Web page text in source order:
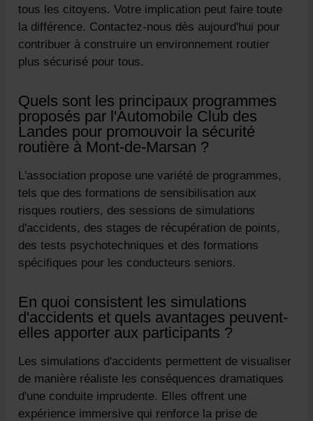
tous les citoyens. Votre implication peut faire toute
la différence. Contactez-nous dès aujourd'hui pour
contribuer à construire un environnement routier
plus sécurisé pour tous.
Quels sont les principaux programmes
proposés par l'Automobile Club des
Landes pour promouvoir la sécurité
routière à Mont-de-Marsan ?
L'association propose une variété de programmes,
tels que des formations de sensibilisation aux
risques routiers, des sessions de simulations
d'accidents, des stages de récupération de points,
des tests psychotechniques et des formations
spécifiques pour les conducteurs seniors.
En quoi consistent les simulations
d'accidents et quels avantages peuvent-
elles apporter aux participants ?
Les simulations d'accidents permettent de visualiser
de manière réaliste les conséquences dramatiques
d'une conduite imprudente. Elles offrent une
expérience immersive qui renforce la prise de